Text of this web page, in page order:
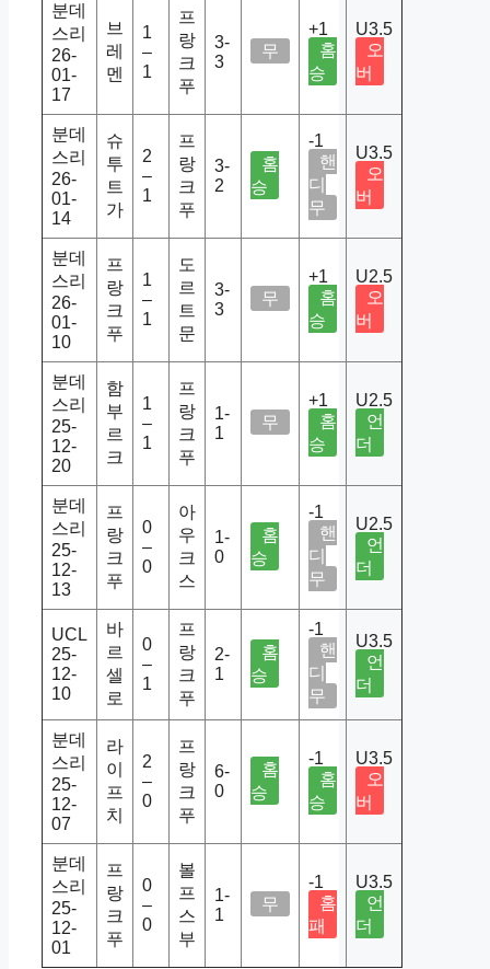
분데
스리
26-
01-
17
브
레
멘
1
–
1
프
랑
크
푸
3-
3
무
+1
홈
승
U3.5
오
버
분데
스리
26-
01-
14
슈
투
트
가
2
–
1
프
랑
크
푸
3-
2
홈
승
-1
핸
디
무
U3.5
오
버
분데
스리
26-
01-
10
프
랑
크
푸
1
–
1
도
르
트
문
3-
3
무
+1
홈
승
U2.5
오
버
분데
스리
25-
12-
20
함
부
르
크
1
–
1
프
랑
크
푸
1-
1
무
+1
홈
승
U2.5
언
더
분데
스리
25-
12-
13
프
랑
크
푸
0
–
0
아
우
크
스
1-
0
홈
승
-1
핸
디
무
U2.5
언
더
UCL
25-
12-
10
바
르
셀
로
0
–
1
프
랑
크
푸
2-
1
홈
승
-1
핸
디
무
U3.5
언
더
분데
스리
25-
12-
07
라
이
프
치
2
–
0
프
랑
크
푸
6-
0
홈
승
-1
홈
승
U3.5
오
버
분데
스리
25-
12-
01
프
랑
크
푸
0
–
0
볼
프
스
부
1-
1
무
-1
홈
패
U3.5
언
더